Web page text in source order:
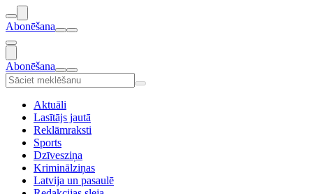
Abonēšana
Abonēšana
Aktuāli
Lasītājs jautā
Reklāmraksti
Sports
Dzīvesziņa
Kriminālziņas
Latvija un pasaulē